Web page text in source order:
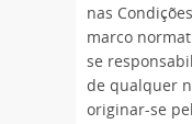
nas
marco
se
de qualquer
originar-se